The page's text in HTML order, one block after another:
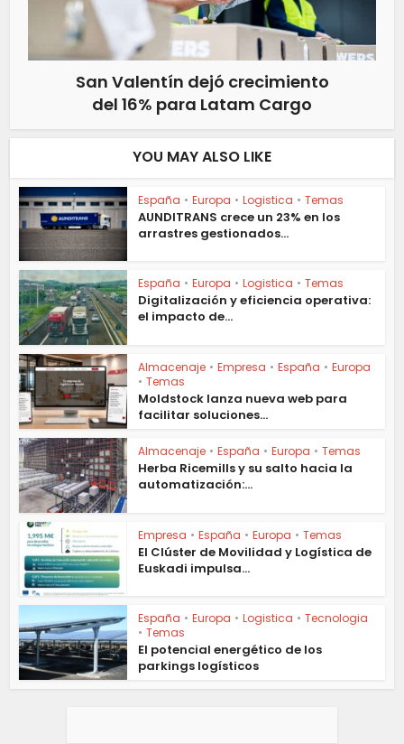
San Valentín dejó crecimiento
del 16% para Latam Cargo
YOU MAY ALSO LIKE
España • Europa • Logistica • Temas
AUNDITRANS crece un 23% en los
arrastres gestionados...
España • Europa • Logistica • Temas
Digitalización y eficiencia operativa:
el impacto de...
Almacenaje • Empresa • España • Europa
• Temas
Moldstock lanza nueva web para
facilitar soluciones...
Almacenaje • España • Europa • Temas
Herba Ricemills y su salto hacia la
automatización:...
Empresa • España • Europa • Temas
El Clúster de Movilidad y Logística de
Euskadi impulsa...
España • Europa • Logistica • Tecnologia
• Temas
El potencial energético de los
parkings logísticos